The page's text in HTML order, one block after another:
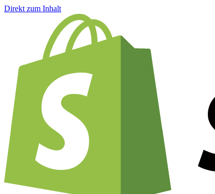
Direkt zum Inhalt